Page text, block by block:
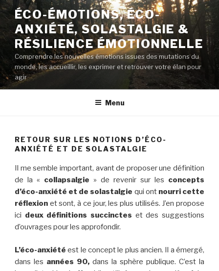
Aller
au
contenu
principal
ÉCO-ÉMOTIONS, ÉCO-
ANXIÉTÉ, SOLASTALGIE &
RÉSILIENCE ÉMOTIONNELLE
Comprendre les nouvelles émotions issues des mutations du
monde, les accueillir, les exprimer et retrouver votre élan pour
agir
Menu
RETOUR SUR LES NOTIONS D’ÉCO-
ANXIÉTÉ ET DE SOLASTALGIE
Il me semble important, avant de proposer une définition
de la « collapsalgie » de revenir sur les concepts
d’éco-anxiété et de solastalgie qui ontnourri cette
réflexion et sont, à ce jour, les plus utilisés. J’en propose
ici deux définitions succinctes et des suggestions
d’ouvrages pour les approfondir.
L’éco-anxiétéest le concept le plus ancien. Il a émergé,
dans les années 90, dans la sphère publique. C’est la